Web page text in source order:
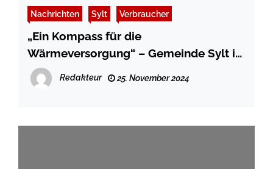
Nachrichten Sylt Verbraucher
„Ein Kompass für die
Wärmeversorgung“ – Gemeinde Sylt ist
Vorreiter in Sachen Wärmeplanung
Redakteur 25. November 2024